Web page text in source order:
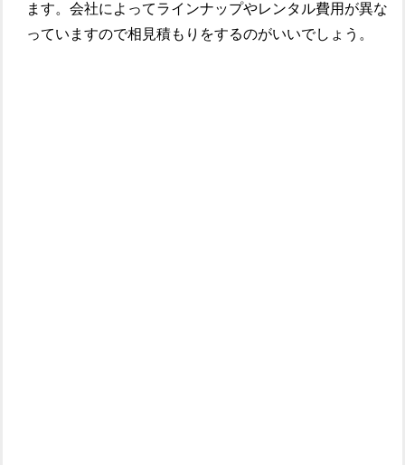
ます。会社によってラインナップやレンタル費用が異な
っていますので相見積もりをするのがいいでしょう。